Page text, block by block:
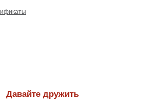
Давайте дружить